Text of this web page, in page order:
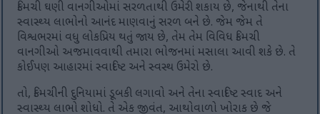
કિમચી ઘણી વાનગીઓમાં સરળતાથી ઉમેરી શકાય છે, જેનાથી તેના
સ્વાસ્થ્ય લાભોનો આનંદ માણવાનું સરળ બને છે. જેમ જેમ તે
વિશ્વભરમાં વધુ લોકપ્રિય થતું જાય છે, તેમ તેમ વિવિધ કિમચી
વાનગીઓ અજમાવવાથી તમારા ભોજનમાં મસાલા આવી શકે છે. તે
કોઈપણ આહારમાં સ્વાદિષ્ટ અને સ્વસ્થ ઉમેરો છે.
તો, કિમચીની દુનિયામાં ડૂબકી લગાવો અને તેના સ્વાદિષ્ટ સ્વાદ અને
સ્વાસ્થ્ય લાભો શોધો. તે એક જીવંત, આથોવાળો ખોરાક છે જે